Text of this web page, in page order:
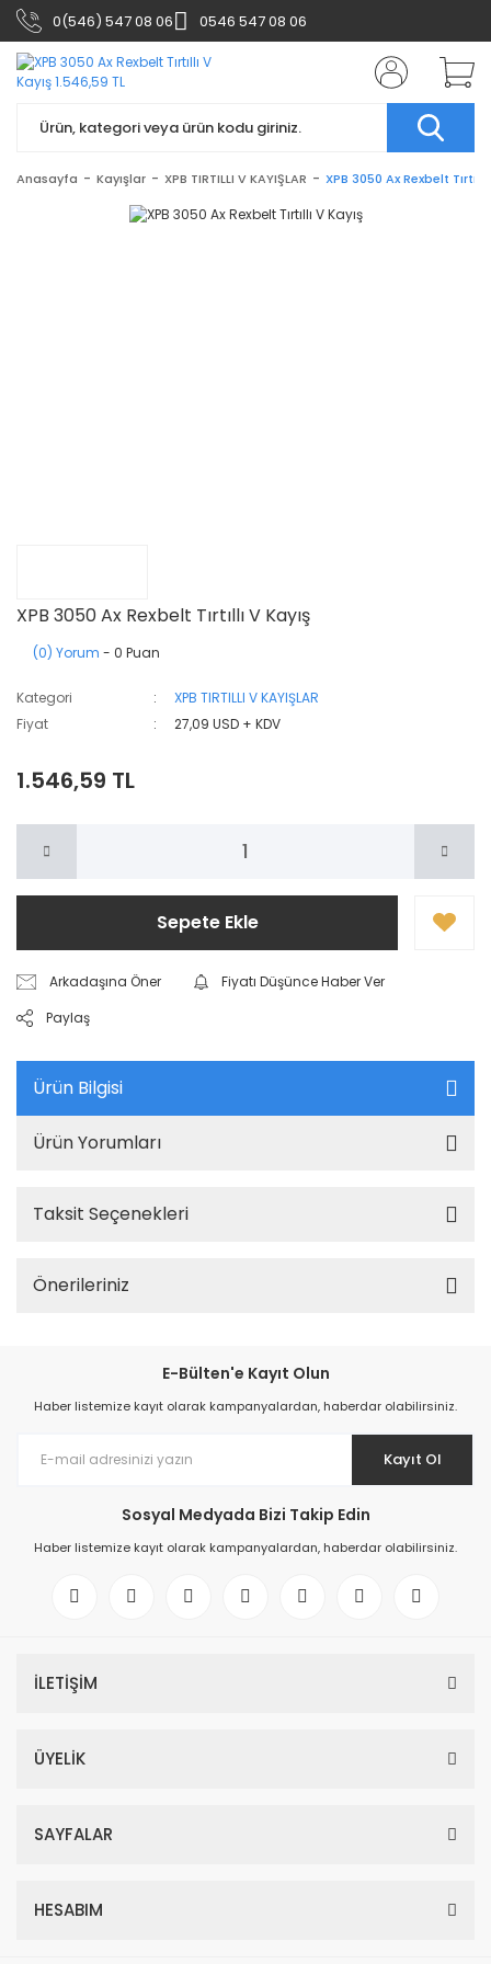
0(546) 547 08 06 0546 547 08 06
Anasayfa Kayışlar XPB TIRTILLI V KAYIŞLAR XPB 3050 Ax Rexbelt Tırtıllı
XPB 3050 Ax Rexbelt Tırtıllı V Kayış
(0) Yorum - 0 Puan
Kategori
XPB TIRTILLI V KAYIŞLAR
Fiyat
27,09 USD + KDV
1.546,59 TL
Sepete Ekle
Arkadaşına Öner
Fiyatı Düşünce Haber Ver
Paylaş
Ürün Bilgisi
Ürün Yorumları
Taksit Seçenekleri
Önerileriniz
E-Bülten'e Kayıt Olun
Haber listemize kayıt olarak kampanyalardan, haberdar olabilirsiniz.
Kayıt Ol
Sosyal Medyada Bizi Takip Edin
Haber listemize kayıt olarak kampanyalardan, haberdar olabilirsiniz.
İLETİŞİM
ÜYELİK
SAYFALAR
HESABIM